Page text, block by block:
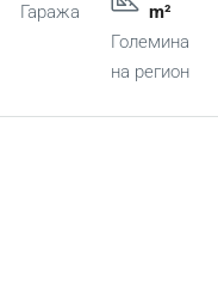
Гаража
m²
Големина
на регион